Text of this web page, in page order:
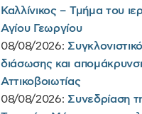
Καλλίνικος – Τμήμα του
Αγίου Γεωργίου
08/08/2026:
διάσωσης και
Αττικοβοιωτίας
08/08/2026: Συνεδρίαση